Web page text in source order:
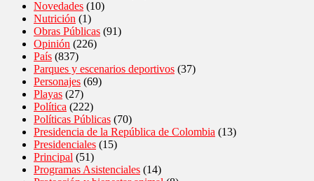
Novedades (10)
Nutrición (1)
Obras Públicas (91)
Opinión (226)
País (837)
Parques y escenarios deportivos (37)
Personajes (69)
Playas (27)
Política (222)
Políticas Públicas (70)
Presidencia de la República de Colombia (13)
Presidenciales (15)
Principal (51)
Programas Asistenciales (14)